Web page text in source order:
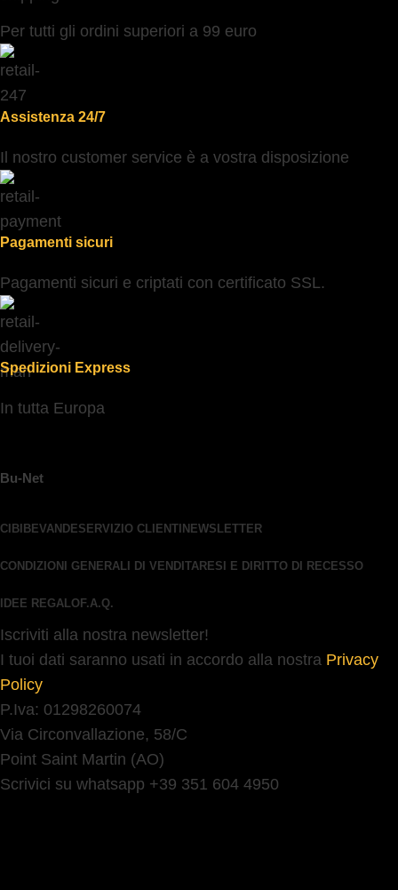
Per tutti gli ordini superiori a 99 euro
Assistenza 24/7
Il nostro customer service è a vostra disposizione
Pagamenti sicuri
Pagamenti sicuri e criptati con certificato SSL.
Spedizioni Express
In tutta Europa
Bu-Net
CIBI BEVANDESERVIZIO CLIENTI NEWSLETTER
CONDIZIONI GENERALI DI VENDITA RESI E DIRITTO DI RECESSO
IDEE REGALO F.A.Q.
Iscriviti alla nostra newsletter!
I tuoi dati saranno usati in accordo alla nostra Privacy
Policy
P.Iva: 01298260074
Via Circonvallazione, 58/C
Point Saint Martin (AO)
Scrivici su whatsapp +39 351 604 4950